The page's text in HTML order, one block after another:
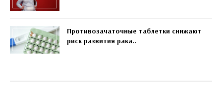
Противозачаточные таблетки снижают
риск развития рака..